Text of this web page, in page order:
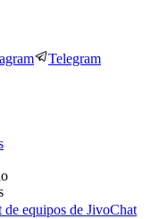
Telegram
de equipos de JivoChat